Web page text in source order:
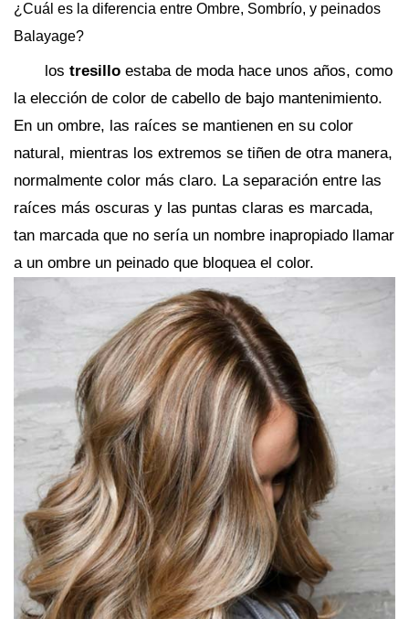
¿Cuál es la diferencia entre Ombre, Sombrío, y peinados
Balayage?
los tresillo estaba de moda hace unos años, como
la elección de color de cabello de bajo mantenimiento.
En un ombre, las raíces se mantienen en su color
natural, mientras los extremos se tiñen de otra manera,
normalmente color más claro. La separación entre las
raíces más oscuras y las puntas claras es marcada,
tan marcada que no sería un nombre inapropiado llamar
a un ombre un peinado que bloquea el color.